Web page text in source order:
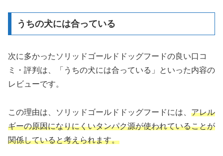
うちの犬には合っている
次に多かったソリッドゴールドドッグフードの良い口コ
ミ・評判は、「うちの犬には合っている」といった内容の
レビューです。
この理由は、ソリッドゴールドドッグフードには、 アレル
ギーの原因になりにくいタンパク源が使われていることが
関係していると考えられます。